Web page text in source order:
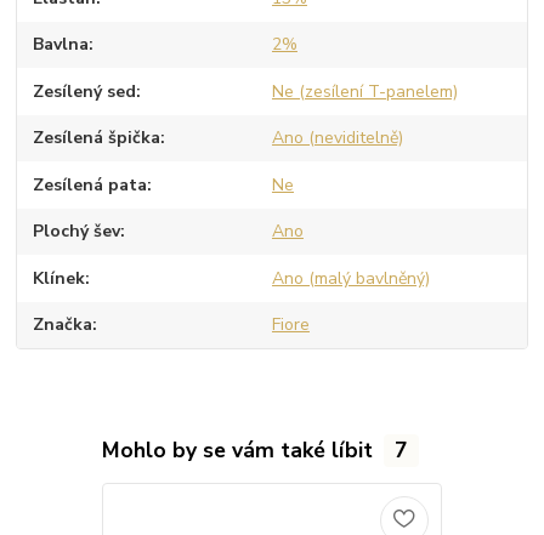
Bavlna 2%
Zesílený sed Ne (zesílení T-panelem)
Zesílená špička Ano (neviditelně)
Zesílená pata Ne
Plochý šev Ano
Klínek Ano (malý bavlněný)
Značka Fiore
Mohlo by se vám také líbit 7